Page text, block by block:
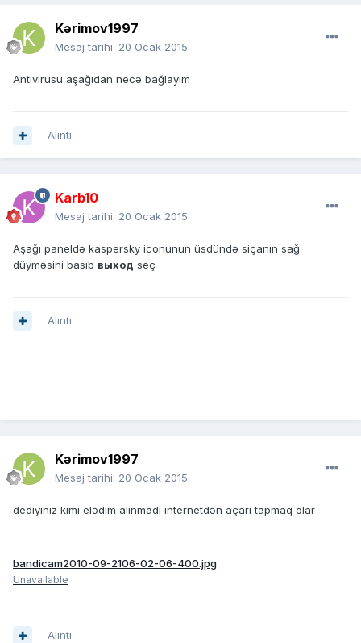
Kərimov1997
Mesaj tarihi: 20 Ocak 2015
Antivirusu aşağıdan necə bağlayım
Alıntı
Karb10
Mesaj tarihi: 20 Ocak 2015
Aşağı paneldə kaspersky iconunun üsdündə siçanın sağ
düyməsini basıb выход seç
Alıntı
Kərimov1997
Mesaj tarihi: 20 Ocak 2015
dediyiniz kimi elədim alınmadı internetdən açarı tapmaq olar
bandicam2010-09-2106-02-06-400.jpg
Unavailable
Alıntı